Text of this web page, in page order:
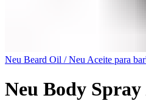
Neu Beard Oil / Neu Aceite para
Neu Body